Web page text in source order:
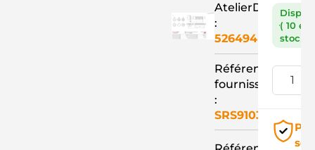
AtelierD
:
526494
Référence
fournisseur
:
SRS9103S
( 10 en
stock )